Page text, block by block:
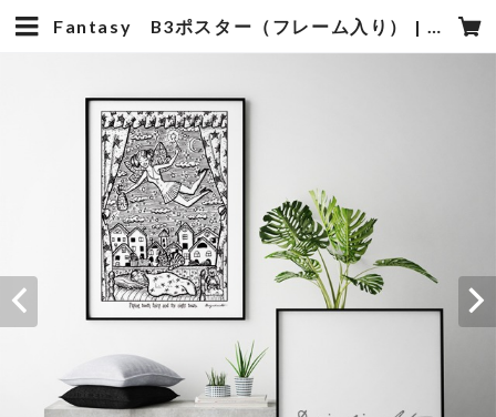
Fantasy B3ポスター（フレーム入り） | Mam's 医院向け・歯科医院向けのデザイン雑貨の販売